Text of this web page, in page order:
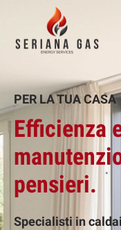
PER LA TUA CASA
Efficienza
pensieri.
Specialisti in